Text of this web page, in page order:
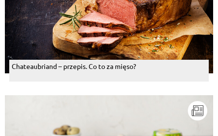
Chateaubriand – przepis. Co to za mięso?